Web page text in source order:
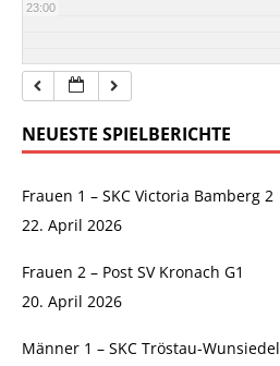
23:00
NEUESTE SPIELBERICHTE
Frauen 1 – SKC Victoria Bamberg 2
22. April 2026
Frauen 2 – Post SV Kronach G1
20. April 2026
Männer 1 – SKC Tröstau-Wunsiedel